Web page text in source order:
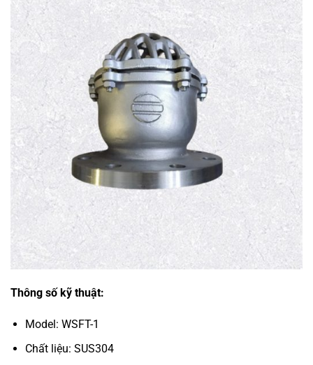
Thông số kỹ thuật:
Model: WSFT-1
Chất liệu: SUS304